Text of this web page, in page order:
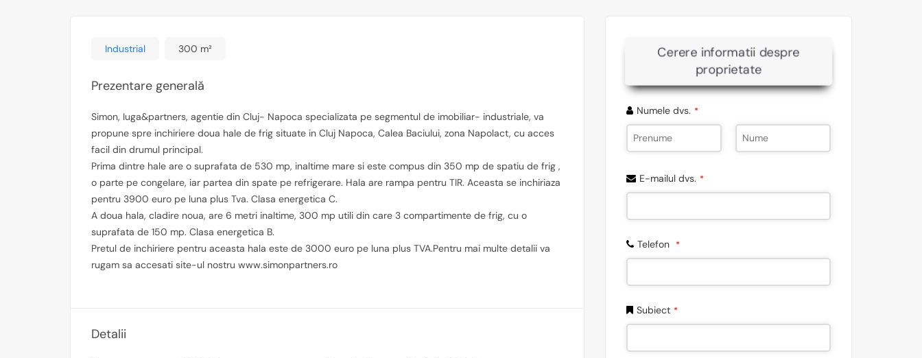
Industrial 300 m²
Prezentare generală
Simon, Iuga&partners, agentie din Cluj- Napoca specializata pe segmentul de imobiliar- industriale, va
propune spre inchiriere doua hale de frig situate in Cluj Napoca, Calea Baciului, zona Napolact, cu acces
facil din drumul principal.
Prima dintre hale are o suprafata de 530 mp, inaltime mare si este compus din 350 mp de spatiu de frig ,
o parte pe congelare, iar partea din spate pe refrigerare. Hala are rampa pentru TIR. Aceasta se inchiriaza
pentru 3900 euro pe luna plus Tva. Clasa energetica C.
A doua hala, cladire noua, are 6 metri inaltime, 300 mp utili din care 3 compartimente de frig, cu o
suprafata de 150 mp. Clasa energetica B.
Pretul de inchiriere pentru aceasta hala este de 3000 euro pe luna plus TVA.Pentru mai multe detalii va
rugam sa accesati site-ul nostru www.simonpartners.ro
Detalii
Cerere informatii despre
proprietate
Numele dvs. *
E-mailul dvs. *
Telefon *
Subiect *